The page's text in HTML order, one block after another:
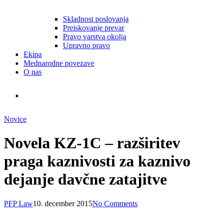
Skladnost poslovanja
Preiskovanje prevar
Pravo varstva okolja
Upravno pravo
Ekipa
Mednarodne povezave
O nas
Novice
Novela KZ-1C – razširitev
praga kaznivosti za kaznivo
dejanje davčne zatajitve
PFP Law10. december 2015No Comments